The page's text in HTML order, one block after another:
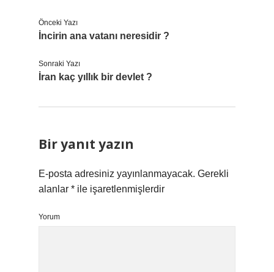
Önceki Yazı
İncirin ana vatanı neresidir ?
Sonraki Yazı
İran kaç yıllık bir devlet ?
Bir yanıt yazın
E-posta adresiniz yayınlanmayacak. Gerekli
alanlar * ile işaretlenmişlerdir
Yorum